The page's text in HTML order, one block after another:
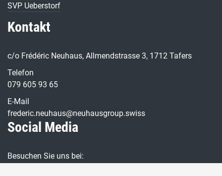
SVP Ueberstorf
Kontakt
c/o Frédéric Neuhaus, Allmendstrasse 3, 1712 Tafers
Telefon
079 605 93 65
E-Mail
frederic.neuhaus@neuhausgroup.swiss
Social Media
Besuchen Sie uns bei: